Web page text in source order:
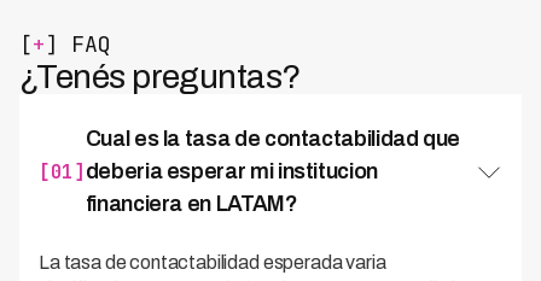
[+] FAQ
¿Tenés preguntas?
[01]
Cual es la tasa de contactabilidad que
deberia esperar mi institucion
financiera en LATAM?
La tasa de contactabilidad esperada varia